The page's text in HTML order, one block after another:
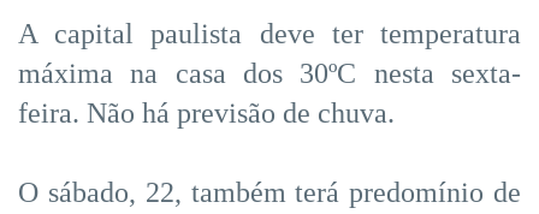
A capital paulista deve ter temperatura
máxima na casa dos 30ºC nesta sexta-
feira. Não há previsão de chuva.
O sábado, 22, também terá predomínio de